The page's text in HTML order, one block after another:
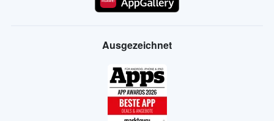
Ausgezeichnet